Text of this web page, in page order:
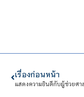
เรื่องก่อนหน้า